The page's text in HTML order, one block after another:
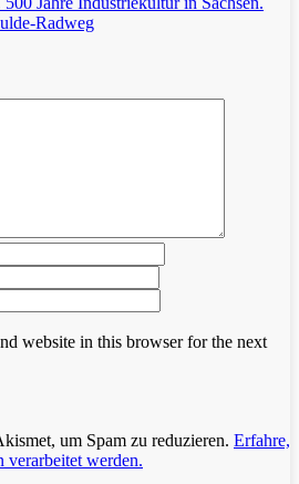
Radweg
website in this browser for the next
um Spam zu reduzieren. Erfahre,
verarbeitet werden.